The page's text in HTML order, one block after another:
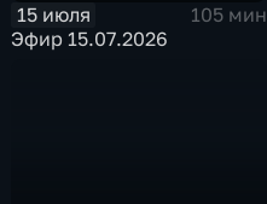
15 июля
105 мин
Эфир 15.07.2026